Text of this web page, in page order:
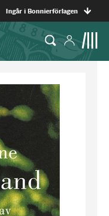
Ingår i Bonnierförlagen